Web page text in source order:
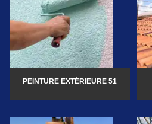
PEINTURE EXTÉRIEURE 51